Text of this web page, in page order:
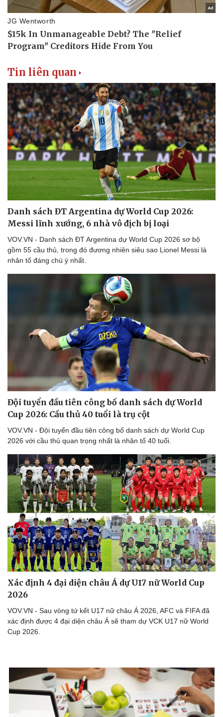
Thể thao
Bóng đá
Thế giới thể thao
eSports
Hậu trường
Ô tô - Xe máy
Ô tô
Tư vấn
Tin liên quan
Danh sách ĐT Argentina dự World Cup 2026:
Messi lĩnh xướng, 6 nhà vô địch bị loại
VOV.VN - Danh sách ĐT Argentina dự World Cup 2026 sơ bộ
gồm 55 cầu thủ, trong đó đương nhiên siêu sao Lionel Messi là
nhân tố đáng chú ý nhất.
Đội tuyển đầu tiên công bố danh sách dự World
Cup 2026: Cầu thủ 40 tuổi là trụ cột
VOV.VN - Đội tuyển đầu tiên công bố danh sách dự World Cup
2026 với cầu thủ quan trọng nhất là nhân tố 40 tuổi.
Xác định 4 đại diện châu Á dự U17 nữ World Cup
2026
VOV.VN - Sau vòng tứ kết U17 nữ châu Á 2026, AFC và FIFA đã
xác định được 4 đại diện châu Á sẽ tham dự VCK U17 nữ World
Cup 2026.